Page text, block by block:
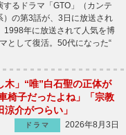
るドラマ「GTO」（カンテ
）の第3話が、3日に放送され
年に放送されて人気を博
として復活。50代になった“
木」“唯”白石聖の正体が
椅子だったよね」「宗教
介がつらい」
ドラマ
2026年8月3日